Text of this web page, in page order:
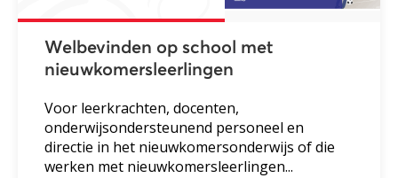
Welbevinden op school met
nieuwkomersleerlingen
Voor leerkrachten, docenten,
onderwijsondersteunend personeel en
directie in het nieuwkomersonderwijs of die
werken met nieuwkomersleerlingen...